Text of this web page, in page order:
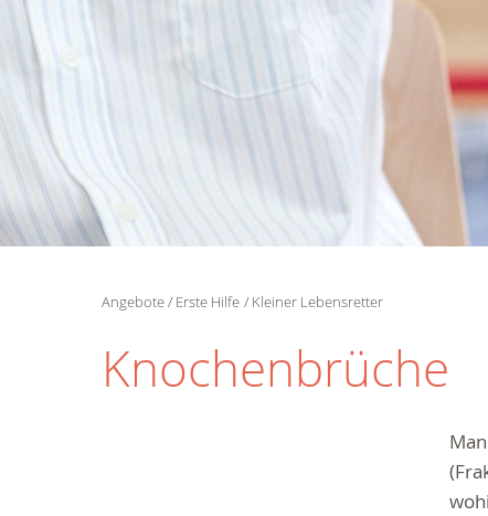
Angebote Erste Hilfe Kleiner Lebensretter
Knochenbrüche